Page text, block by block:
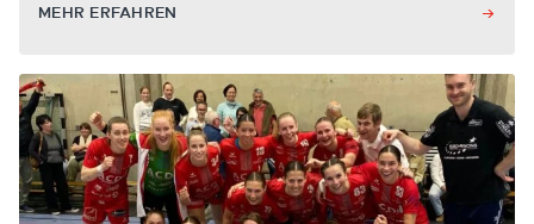
MEHR ERFAHREN